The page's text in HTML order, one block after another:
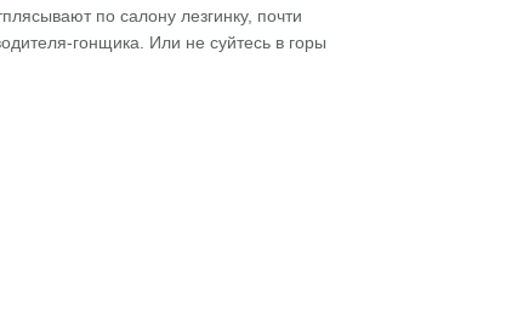
по салону лезгинку, почти
гонщика. Или не суйтесь в горы